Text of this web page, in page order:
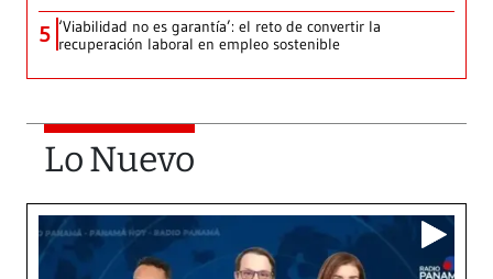
5 ‘Viabilidad no es garantía’: el reto de convertir la
recuperación laboral en empleo sostenible
Lo Nuevo